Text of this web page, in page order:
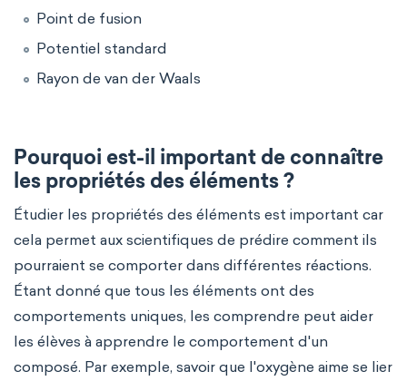
Point de fusion
Potentiel standard
Rayon de van der Waals
Pourquoi est-il important de connaître
les propriétés des éléments ?
Étudier les propriétés des éléments est important car
cela permet aux scientifiques de prédire comment ils
pourraient se comporter dans différentes réactions.
Étant donné que tous les éléments ont des
comportements uniques, les comprendre peut aider
les élèves à apprendre le comportement d'un
composé. Par exemple, savoir que l'oxygène aime se lier